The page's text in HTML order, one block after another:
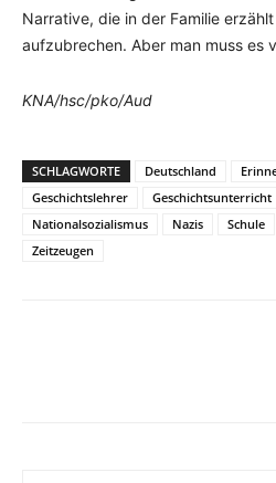
Narrative, die in der Familie
aufzubrechen. Aber man muss es
KNA/hsc/pko/Aud
SCHLAGWORTE Deutschland
Geschichtslehrer
Geschichtsunterricht
Nationalsozialismus
Nazis Schule
Zeitzeugen